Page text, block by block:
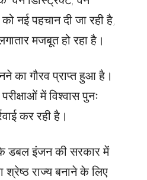
नई पहचान दी जा रही है,
मजबूत हो रहा है।
का गौरव प्राप्त हुआ है।
में विश्वास पुनः
कर रही है।
डबल इंजन की सरकार में
राज्य बनाने के लिए